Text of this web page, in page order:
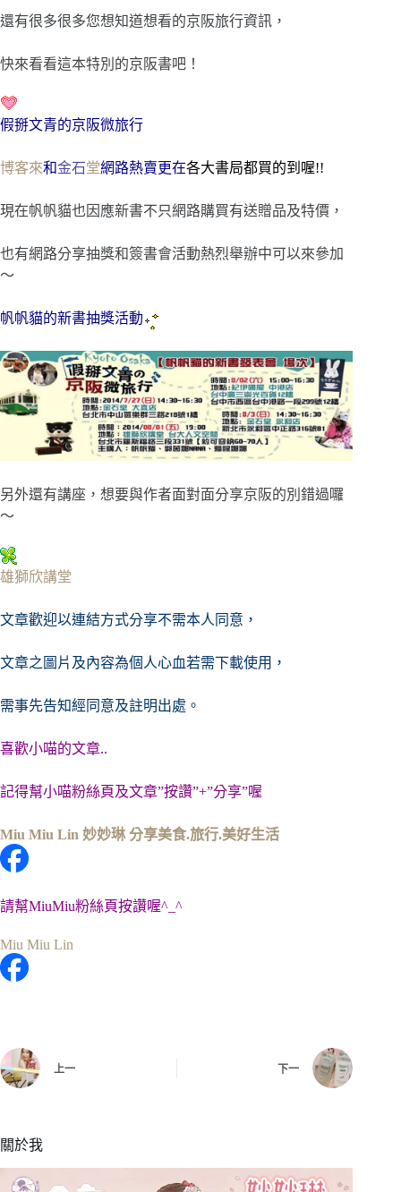
還有很多很多您想知道想看的京阪旅行資訊，
快來看看這本特別的京阪書吧！
假掰文青的京阪微旅行
博客來和金石堂網路熱賣更在各大書局都買的到喔!!
現在帆帆貓也因應新書不只網路購買有送贈品及特價，
也有網路分享抽獎和簽書會活動熱烈舉辦中可以來參加
～
帆帆貓的新書抽獎活動
另外還有講座，想要與作者面對面分享京阪的別錯過囉
～
雄獅欣講堂
文章歡迎以連結方式分享不需本人同意，
文章之圖片及內容為個人心血若需下載使用，
需事先告知經同意及註明出處。
喜歡小喵的文章..
記得幫小喵粉絲頁及文章”按讚”+”分享”喔
Miu Miu Lin 妙妙琳 分享美食.旅行.美好生活
請幫MiuMiu粉絲頁按讚喔^_^
Miu Miu Lin
上一 下一
關於我